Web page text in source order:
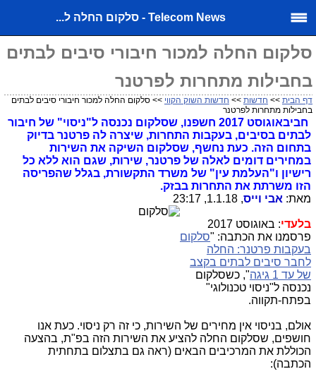
Telecom News - סלקום החלה ל...
סלקום החלה למכור חיבורי סיבים לבתים
בחבילות מתחרות לפרטנר
דף הבית >> חדשות >> חדשות השוק הקווי >> סלקום החלה למכור חיבורי סיבים לבתים
בחבילות מתחרות לפרטנר
חביבאוגוסט 2017 חשפנו, שסלקום נכנסה ל"ניסוי" של חיבור
לבתים בסיבים, בעקבות התחרות, שיצרה לה פרטנר בדיוק
בתחום הזה. כעת נחשף, שסלקום השיקה את השירות
במחירים דומים לאלה של פרטנר, שירות, שגם הוא ללא כל
רישיון ו"העלמת עין" של משרד התקשורת, בגלל שהפריסה
הזו משרתת את התחרות בבזק.
מאת: אבי וייס, 1.1.18, 23:17
בלעדי
: באוגוסט 2017
פרסמנו את הכתבה: "סלקום
בעקבות פרטנר: החלה
לחבר סיבים לבתים בקצב
של עד 1 גיגה
", כשסלקום
נכנסה ל"ניסוי טכנולוגי"
בפתח-תקווה.
אולם, בניסוי אין מחירים של השירות, כי זה רק ניסוי. כעת אנו
חושפים, שסלקום החלה להציע את השירות הזה בפ"ת, בהצעה
הכוללת את המרכיבים הבאים (ראה גם בתצלום בתחתית
הכתבה):